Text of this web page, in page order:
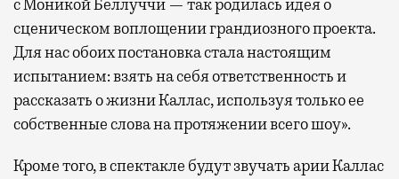
с Моникой Беллуччи — так родилась идея о
сценическом воплощении грандиозного проекта.
Для нас обоих постановка стала настоящим
испытанием: взять на себя ответственность и
рассказать о жизни Каллас, используя только ее
собственные слова на протяжении всего шоу».
Кроме того, в спектакле будут звучать арии Каллас